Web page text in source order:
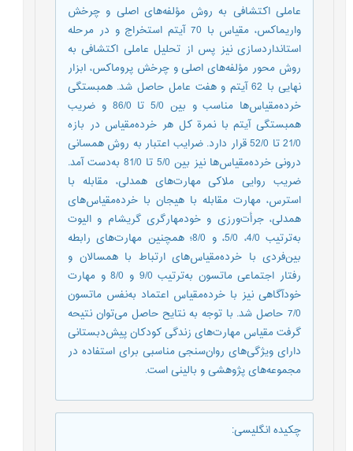
عاملی اکتشافی به روش مؤلفه‌های اصلی و چرخش
واریماکس، مقیاس با 70 آیتم استخراج و در مرحله
استانداردسازی نیز پس از تحلیل عاملی اکتشافی به
روش محور مؤلفه‌های اصلی و چرخش پروماکس، ابزار
نهایی با 62 آیتم و هفت عامل حاصل شد. همبستگی
خرده‌مقیاس‌ها مناسب و بین 5/0 تا 86/0 و ضریب
همبستگی آیتم با نمرة کل هر خرده‌مقیاس در بازه
21/0 تا 52/0 قرار دارد. ضرایب اعتبار به روش همسانی
درونی خرده‌مقیاس‌ها نیز بین 5/0 تا 81/0 به‌دست آمد.
ضریب روایی ملاکی مهارت‌های همدلی، مقابله با
استرس، مهارت مقابله با هیجان با خرده‌مقیاس‌های
همدلی، جرأت‌ورزی و خودمهارگری گریشام و الیوت
به‌ترتیب 4/0، 5/0، و 8/0؛ همچنین مهارت‌های رابطه
بین‌فردی با خرده‌مقیاس‌های ارتباط با همسالان و
رفتار اجتماعی ماتسون به‌ترتیب 9/0 و 8/0 و مهارت
خودآگاهی نیز با خرده‌مقیاس اعتماد به‌نفس ماتسون
7/0 حاصل شد. با توجه به نتایح حاصل می‌توان نتیحه
گرفت مقیاس مهارت‌های زندگی کودکان پیش‌دبستانی
دارای ویژگی‌های روان‌سنجی مناسبی برای استفاده در
مجموعه‌های پژوهشی و بالینی است.
چکیده انگلیسی: